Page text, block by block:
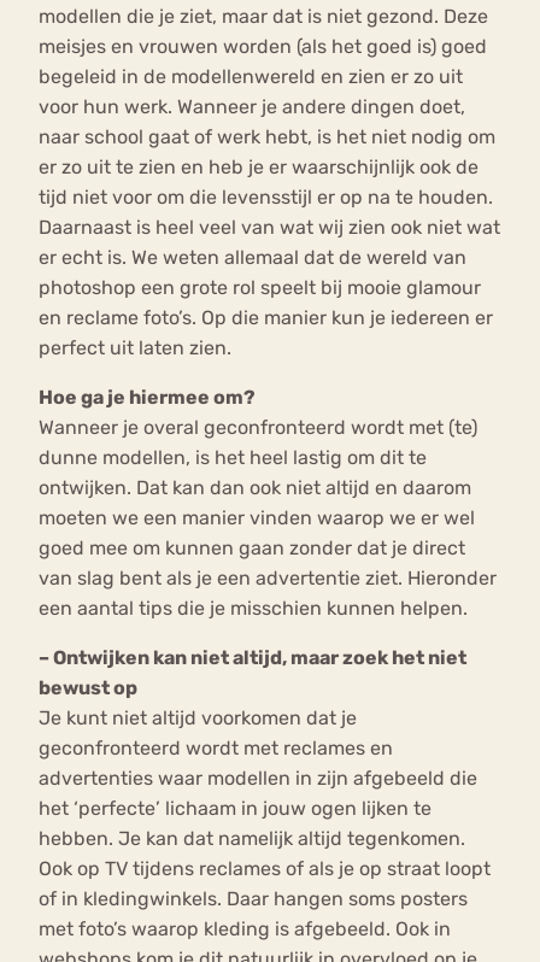
modellen die je ziet, maar dat is niet gezond. Deze
meisjes en vrouwen worden (als het goed is) goed
begeleid in de modellenwereld en zien er zo uit
voor hun werk. Wanneer je andere dingen doet,
naar school gaat of werk hebt, is het niet nodig om
er zo uit te zien en heb je er waarschijnlijk ook de
tijd niet voor om die levensstijl er op na te houden.
Daarnaast is heel veel van wat wij zien ook niet wat
er echt is. We weten allemaal dat de wereld van
photoshop een grote rol speelt bij mooie glamour
en reclame foto’s. Op die manier kun je iedereen er
perfect uit laten zien.
Hoe ga je hiermee om?
Wanneer je overal geconfronteerd wordt met (te)
dunne modellen, is het heel lastig om dit te
ontwijken. Dat kan dan ook niet altijd en daarom
moeten we een manier vinden waarop we er wel
goed mee om kunnen gaan zonder dat je direct
van slag bent als je een advertentie ziet. Hieronder
een aantal tips die je misschien kunnen helpen.
– Ontwijken kan niet altijd, maar zoek het niet
bewust op
Je kunt niet altijd voorkomen dat je
geconfronteerd wordt met reclames en
advertenties waar modellen in zijn afgebeeld die
het ‘perfecte’ lichaam in jouw ogen lijken te
hebben. Je kan dat namelijk altijd tegenkomen.
Ook op TV tijdens reclames of als je op straat loopt
of in kledingwinkels. Daar hangen soms posters
met foto’s waarop kleding is afgebeeld. Ook in